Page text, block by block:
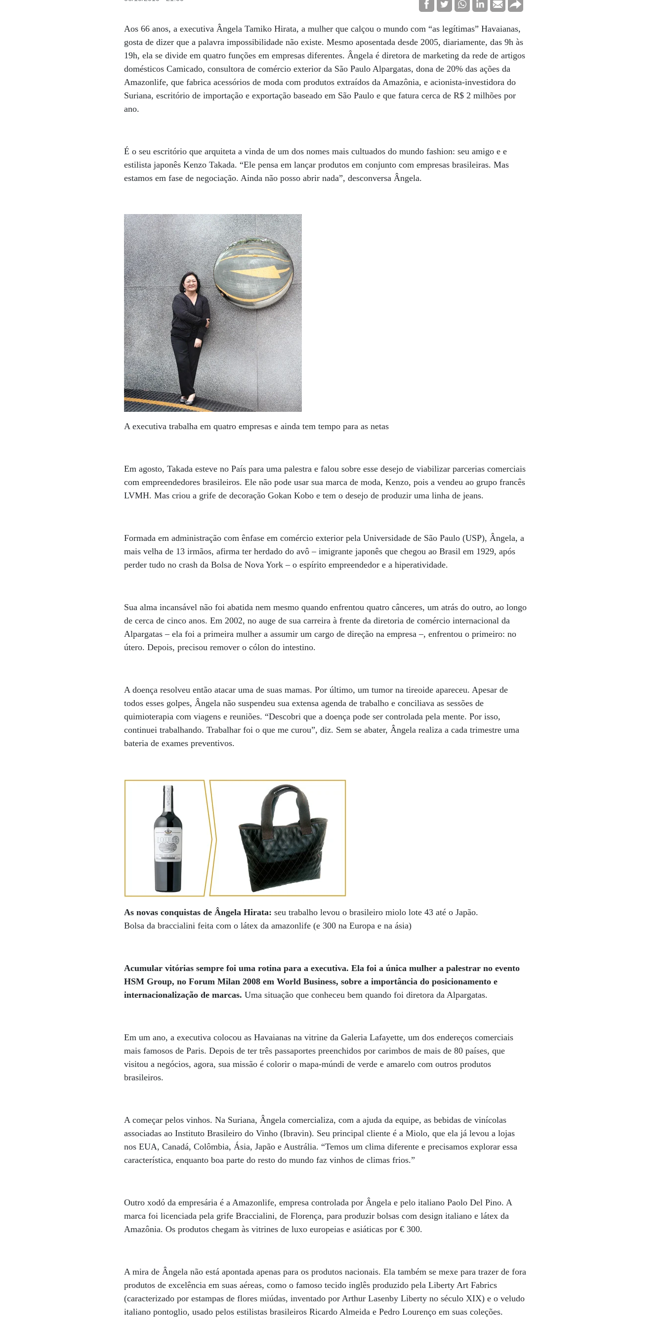
Aos 66 anos, a executiva Ângela Tamiko Hirata, a mulher que calçou o mundo com “as legítimas” Havaianas,
gosta de dizer que a palavra impossibilidade não existe. Mesmo aposentada desde 2005, diariamente, das 9h às
19h, ela se divide em quatro funções em empresas diferentes. Ângela é diretora de marketing da rede de artigos
domésticos Camicado, consultora de comércio exterior da São Paulo Alpargatas, dona de 20% das ações da
Amazonlife, que fabrica acessórios de moda com produtos extraídos da Amazônia, e acionista-investidora do
Suriana, escritório de importação e exportação baseado em São Paulo e que fatura cerca de R$ 2 milhões por
ano.
É o seu escritório que arquiteta a vinda de um dos nomes mais cultuados do mundo fashion: seu amigo e e
estilista japonês Kenzo Takada. “Ele pensa em lançar produtos em conjunto com empresas brasileiras. Mas
estamos em fase de negociação. Ainda não posso abrir nada”, desconversa Ângela.
A executiva trabalha em quatro empresas e ainda tem tempo para as netas
Em agosto, Takada esteve no País para uma palestra e falou sobre esse desejo de viabilizar parcerias comerciais
com empreendedores brasileiros. Ele não pode usar sua marca de moda, Kenzo, pois a vendeu ao grupo francês
LVMH. Mas criou a grife de decoração Gokan Kobo e tem o desejo de produzir uma linha de jeans.
Formada em administração com ênfase em comércio exterior pela Universidade de São Paulo (USP), Ângela, a
mais velha de 13 irmãos, afirma ter herdado do avô – imigrante japonês que chegou ao Brasil em 1929, após
perder tudo no crash da Bolsa de Nova York – o espírito empreendedor e a hiperatividade.
Sua alma incansável não foi abatida nem mesmo quando enfrentou quatro cânceres, um atrás do outro, ao longo
de cerca de cinco anos. Em 2002, no auge de sua carreira à frente da diretoria de comércio internacional da
Alpargatas – ela foi a primeira mulher a assumir um cargo de direção na empresa –, enfrentou o primeiro: no
útero. Depois, precisou remover o cólon do intestino.
A doença resolveu então atacar uma de suas mamas. Por último, um tumor na tireoide apareceu. Apesar de
todos esses golpes, Ângela não suspendeu sua extensa agenda de trabalho e conciliava as sessões de
quimioterapia com viagens e reuniões. “Descobri que a doença pode ser controlada pela mente. Por isso,
continuei trabalhando. Trabalhar foi o que me curou”, diz. Sem se abater, Ângela realiza a cada trimestre uma
bateria de exames preventivos.
As novas conquistas de Ângela Hirata: seu trabalho levou o brasileiro miolo lote 43 até o Japão.
Bolsa da braccialini feita com o látex da amazonlife (e 300 na Europa e na ásia)
Acumular vitórias sempre foi uma rotina para a executiva. Ela foi a única mulher a palestrar no evento
HSM Group, no Forum Milan 2008 em World Business, sobre a importância do posicionamento e
internacionalização de marcas. Uma situação que conheceu bem quando foi diretora da Alpargatas.
Em um ano, a executiva colocou as Havaianas na vitrine da Galeria Lafayette, um dos endereços comerciais
mais famosos de Paris. Depois de ter três passaportes preenchidos por carimbos de mais de 80 países, que
visitou a negócios, agora, sua missão é colorir o mapa-múndi de verde e amarelo com outros produtos
brasileiros.
A começar pelos vinhos. Na Suriana, Ângela comercializa, com a ajuda da equipe, as bebidas de vinícolas
associadas ao Instituto Brasileiro do Vinho (Ibravin). Seu principal cliente é a Miolo, que ela já levou a lojas
nos EUA, Canadá, Colômbia, Ásia, Japão e Austrália. “Temos um clima diferente e precisamos explorar essa
característica, enquanto boa parte do resto do mundo faz vinhos de climas frios.”
Outro xodó da empresária é a Amazonlife, empresa controlada por Ângela e pelo italiano Paolo Del Pino. A
marca foi licenciada pela grife Braccialini, de Florença, para produzir bolsas com design italiano e látex da
Amazônia. Os produtos chegam às vitrines de luxo europeias e asiáticas por € 300.
A mira de Ângela não está apontada apenas para os produtos nacionais. Ela também se mexe para trazer de fora
produtos de excelência em suas aéreas, como o famoso tecido inglês produzido pela Liberty Art Fabrics
(caracterizado por estampas de flores miúdas, inventado por Arthur Lasenby Liberty no século XIX) e o veludo
italiano pontoglio, usado pelos estilistas brasileiros Ricardo Almeida e Pedro Lourenço em suas coleções.